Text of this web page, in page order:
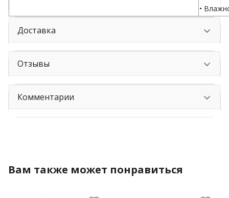
•
Доставка
Отзывы
Комментарии
Вам также может понравиться